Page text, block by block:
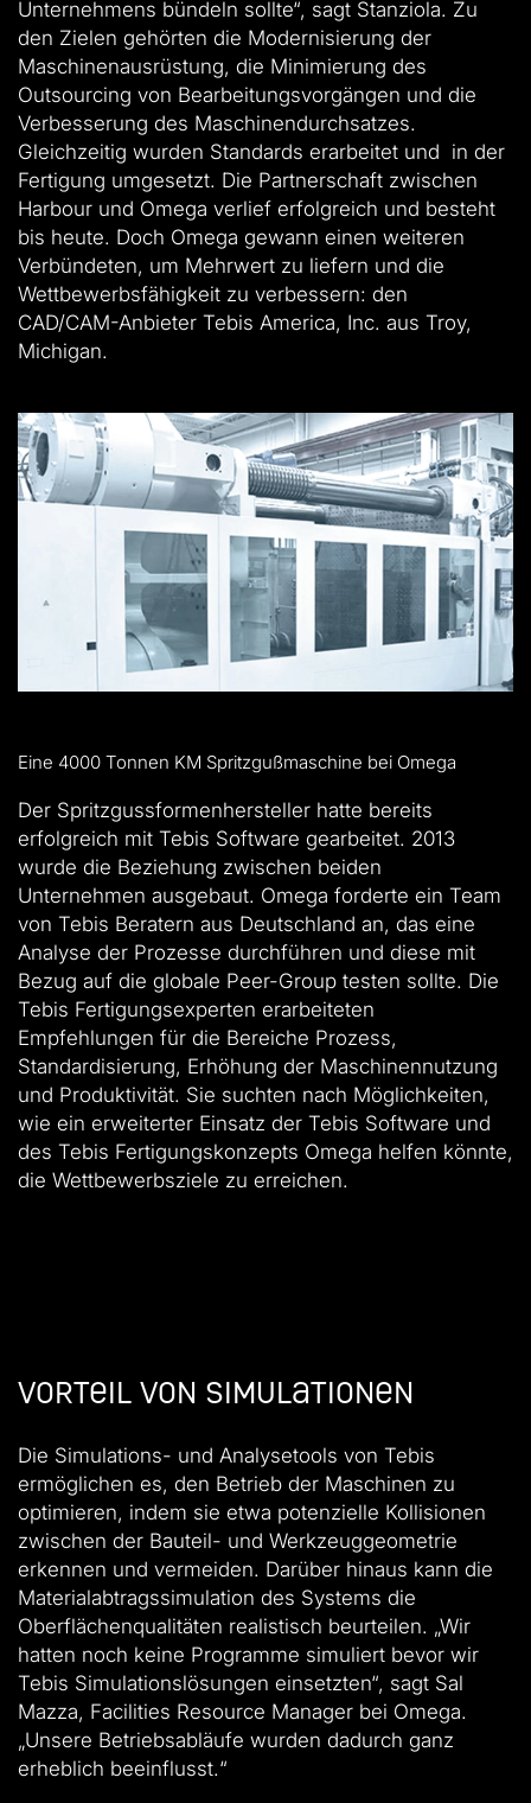
Unternehmens bündeln sollte“, sagt Stanziola. Zu
den Zielen gehörten die Modernisierung der
Maschinenausrüstung, die Minimierung des
Outsourcing von Bearbeitungsvorgängen und die
Verbesserung des Maschinendurchsatzes.
Gleichzeitig wurden Standards erarbeitet und in der
Fertigung umgesetzt. Die Partnerschaft zwischen
Harbour und Omega verlief erfolgreich und besteht
bis heute. Doch Omega gewann einen weiteren
Verbündeten, um Mehrwert zu liefern und die
Wettbewerbsfähigkeit zu verbessern: den
CAD/CAM-Anbieter Tebis America, Inc. aus Troy,
Michigan.
Eine 4000 Tonnen KM Spritzgußmaschine bei Omega
Der Spritzgussformenhersteller hatte bereits
erfolgreich mit Tebis Software gearbeitet. 2013
wurde die Beziehung zwischen beiden
Unternehmen ausgebaut. Omega forderte ein Team
von Tebis Beratern aus Deutschland an, das eine
Analyse der Prozesse durchführen und diese mit
Bezug auf die globale Peer-Group testen sollte. Die
Tebis Fertigungsexperten erarbeiteten
Empfehlungen für die Bereiche Prozess,
Standardisierung, Erhöhung der Maschinennutzung
und Produktivität. Sie suchten nach Möglichkeiten,
wie ein erweiterter Einsatz der Tebis Software und
des Tebis Fertigungskonzepts Omega helfen könnte,
die Wettbewerbsziele zu erreichen.
Vorteil von Simulationen
Die Simulations- und Analysetools von Tebis
ermöglichen es, den Betrieb der Maschinen zu
optimieren, indem sie etwa potenzielle Kollisionen
zwischen der Bauteil- und Werkzeuggeometrie
erkennen und vermeiden. Darüber hinaus kann die
Materialabtragssimulation des Systems die
Oberflächenqualitäten realistisch beurteilen. „Wir
hatten noch keine Programme simuliert bevor wir
Tebis Simulationslösungen einsetzten“, sagt Sal
Mazza, Facilities Resource Manager bei Omega.
„Unsere Betriebsabläufe wurden dadurch ganz
erheblich beeinflusst.“